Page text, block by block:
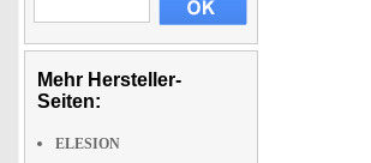
Mehr Hersteller-
Seiten:
ELESION